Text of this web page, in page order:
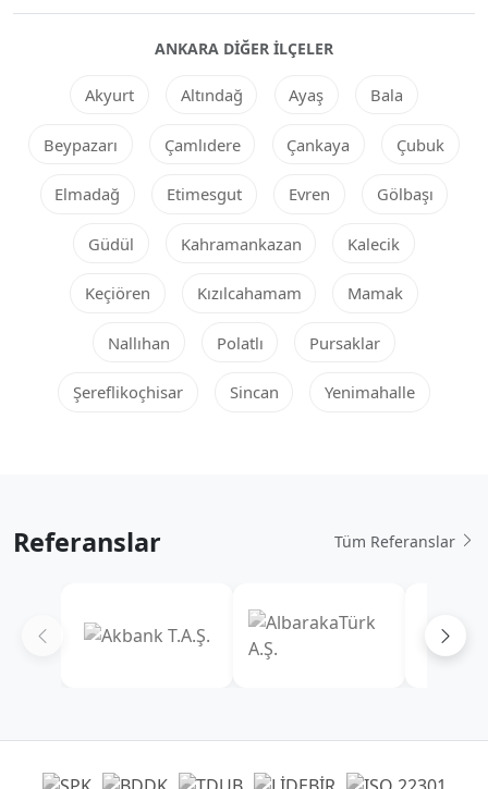
ANKARA DIĞER ILÇELER
Akyurt Altındağ Ayaş Bala
Beypazarı Çamlıdere Çankaya Çubuk
Elmadağ Etimesgut Evren Gölbaşı
Güdül Kahramankazan Kalecik
Keçiören Kızılcahamam Mamak
Nallıhan Polatlı Pursaklar
Şereflikoçhisar Sincan Yenimahalle
Referanslar Tüm Referanslar